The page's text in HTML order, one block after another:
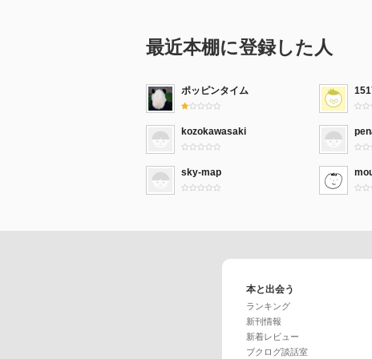
最近本棚に登録した人
ポッピンタイム
kozokawasaki
sky-map
本と出会う
ランキング
新刊情報
新着レビュー
ブクログ談話室